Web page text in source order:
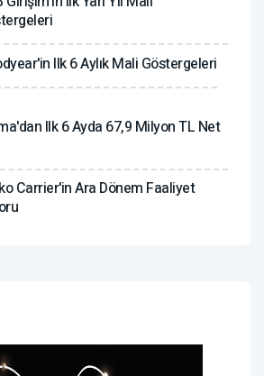
Ilk 6 Aylık Mali Göstergeleri
Ilk 6 Ayda 67,9 Milyon TL Net
Carrier'in Ara Dönem Faaliyet